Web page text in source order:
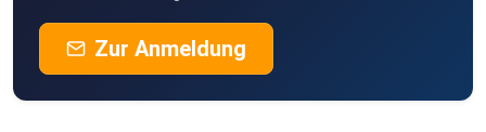
Zur Anmeldung